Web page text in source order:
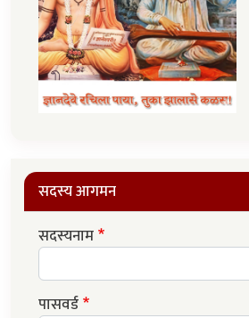
सदस्य आगमन
सदस्यनाम
पासवर्ड